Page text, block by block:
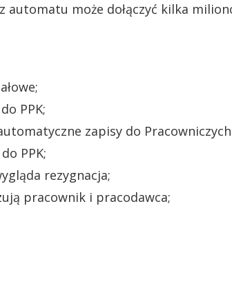
automatu może dołączyć kilka
PPK;
zapisy do
PPK;
rezygnacja;
pracownik i pracodawca;